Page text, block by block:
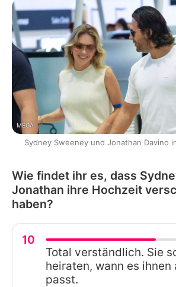
MEGA
Sydney Sweeney und Jonathan Davino
Wie findet ihr es, dass
Jonathan ihre Hochzeit
haben?
10
Total verständlich. Sie
heiraten, wann es ihnen
passt.